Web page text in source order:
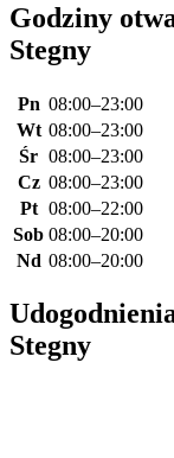
Godziny
Stegny
Pn 08:00–23:00
Wt 08:00–23:00
Śr 08:00–23:00
Cz 08:00–23:00
Pt 08:00–22:00
Sob 08:00–20:00
Nd 08:00–20:00
Stegny